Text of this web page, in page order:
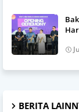
BERITA